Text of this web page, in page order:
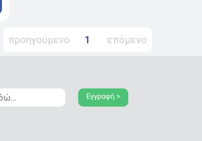
προηγούμενο 1 επόμενο
Εγγραφή >